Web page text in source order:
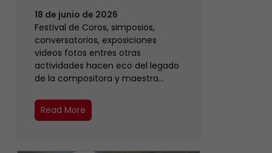
18 de junio de 2026
Festival de Coros, simposios,
conversatorios, exposiciones
videos fotos entres otras
actividades hacen eco del legado
de la compositora y maestra…
Read More